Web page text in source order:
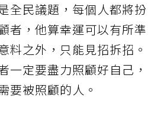
全民議題，每個人都將扮
者，他算幸運可以有所準
料之外，只能見招拆招。
一定要盡力照顧好自己，
要被照顧的人。